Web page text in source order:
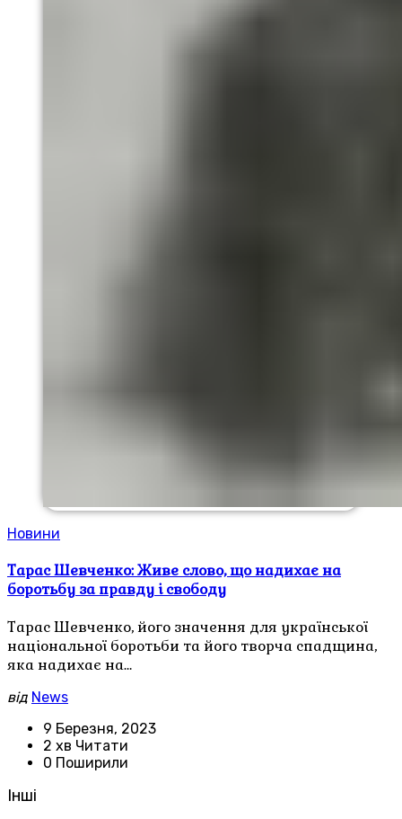
Новини
Тарас Шевченко: Живе слово, що надихає на
боротьбу за правду і свободу
Тарас Шевченко, його значення для української
національної боротьби та його творча спадщина,
яка надихає на…
від News
9 Березня, 2023
2 хв Читати
0 Поширили
Інші